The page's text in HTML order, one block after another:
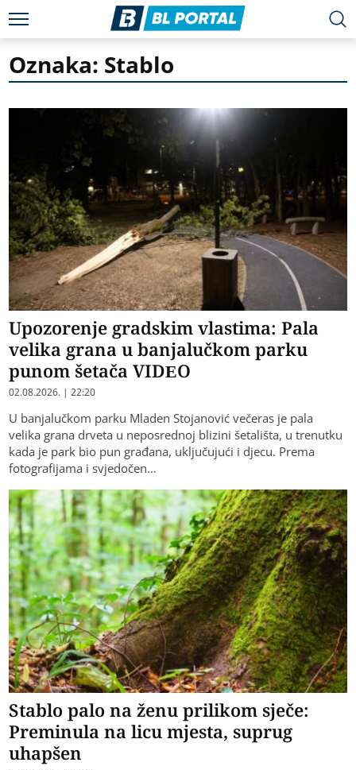
Oznaka: Stablo
Upozorenje gradskim vlastima: Pala
velika grana u banjalučkom parku
punom šetača VIDEO
02.08.2026. | 22:20
U banjalučkom parku Mladen Stojanović večeras je pala
velika grana drveta u neposrednoj blizini šetališta, u trenutku
kada je park bio pun građana, uključujući i djecu. Prema
fotografijama i svjedočen…
Stablo palo na ženu prilikom sječe:
Preminula na licu mjesta, suprug
uhapšen